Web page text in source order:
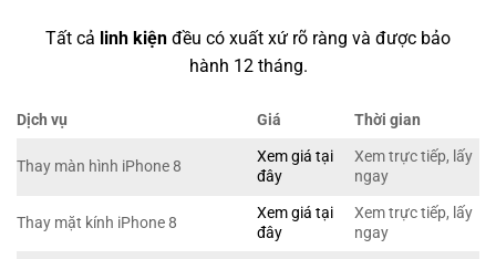
Tất cả linh kiện đều có xuất xứ rõ ràng và được bảo
hành 12 tháng.
Dịch vụ Giá Thời gian
Thay màn hình iPhone 8
Xem giá tại
đây
Xem trực tiếp, lấy
ngay
Thay mặt kính iPhone 8
Xem giá tại
đây
Xem trực tiếp, lấy
ngay